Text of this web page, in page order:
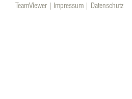
TeamViewer
Impressum Datenschutz